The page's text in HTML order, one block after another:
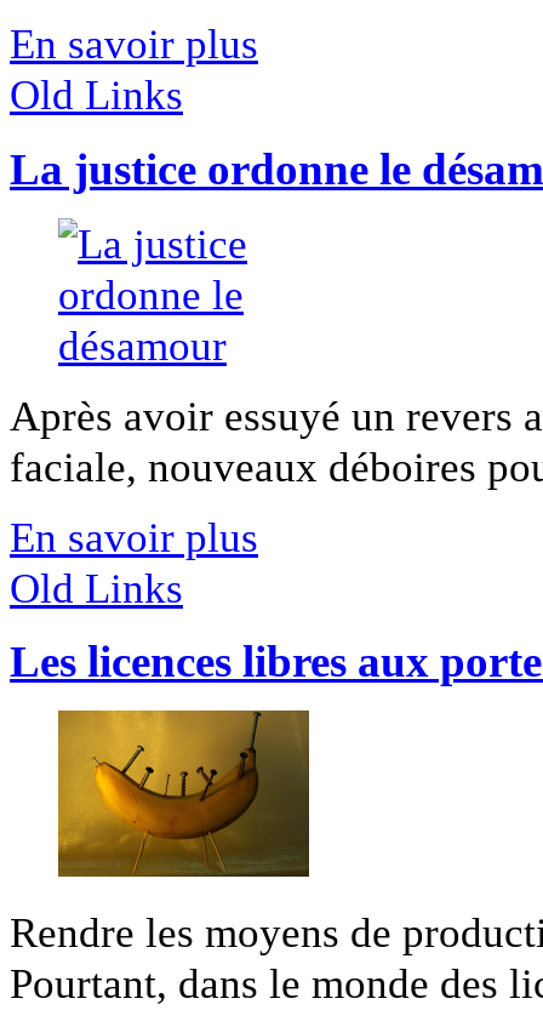
En savoir plus
Old Links
La justice ordonne le
Après avoir essuyé un revers
faciale, nouveaux déboires
En savoir plus
Old Links
Les licences libres aux
Rendre les moyens de
Pourtant, dans le monde des